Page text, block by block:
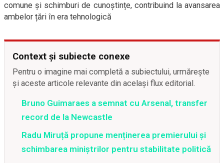
comune și schimburi de cunoștințe, contribuind la avansarea
ambelor țări în era tehnologică
Context și subiecte conexe
Pentru o imagine mai completă a subiectului, urmărește
și aceste articole relevante din același flux editorial.
Bruno Guimaraes a semnat cu Arsenal, transfer
record de la Newcastle
Radu Miruță propune menținerea premierului și
schimbarea miniștrilor pentru stabilitate politică